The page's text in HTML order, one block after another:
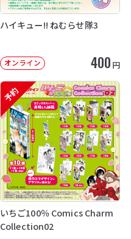
ハイキュー!! ねむらせ隊3
オンライン 400 円
予約
いちご100％ Comics Charm
Collection02